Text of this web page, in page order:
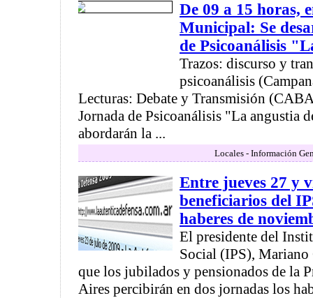
De 09 a 15 horas,
Municipal: Se
de Psicoanálisis
Trazos: discurso y
psicoanálisis
Lecturas: Debate y Transmisión
Jornada de Psicoanálisis "La angustia
abordarán la ...
Locales - Información
Entre jueves 27 y
beneficiarios del
haberes de
El presidente del
Social (IPS), Mariano
que los jubilados y pensionados de la
Aires percibirán en dos jornadas los